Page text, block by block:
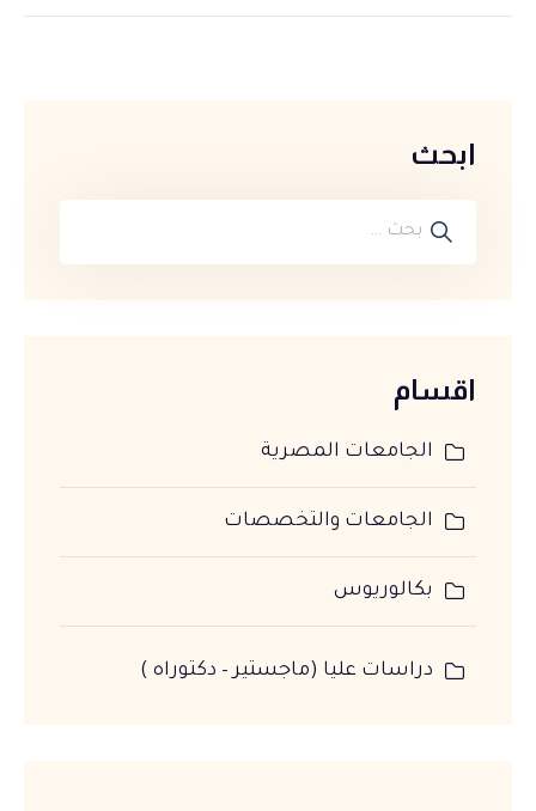
ابحث
اقسام
الجامعات المصرية
الجامعات والتخصصات
بكالوريوس
دراسات عليا (ماجستير – دكتوراه )